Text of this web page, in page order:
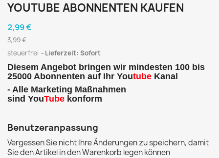
YOUTUBE ABONNENTEN KAUFEN
2,99 €
3,99 €
steuerfrei
Lieferzeit: Sofort
Diesem Angebot bringen wir mindesten 100 bis
25000 Abonnenten auf Ihr Youtube Kanal
- Alle Marketing Maßnahmen
sind YouTube konform
Benutzeranpassung
Vergessen Sie nicht Ihre Änderungen zu speichern, damit
Sie den Artikel in den Warenkorb legen können